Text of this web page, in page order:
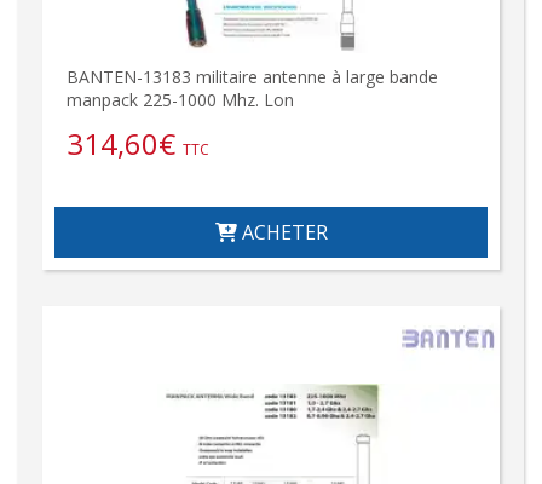
BANTEN-13183 militaire antenne à large bande
manpack 225-1000 Mhz. Lon
314,60€ TTC
ACHETER